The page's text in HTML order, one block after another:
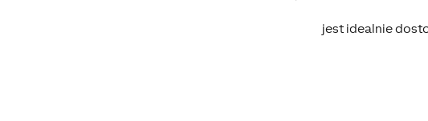
jest idealnie